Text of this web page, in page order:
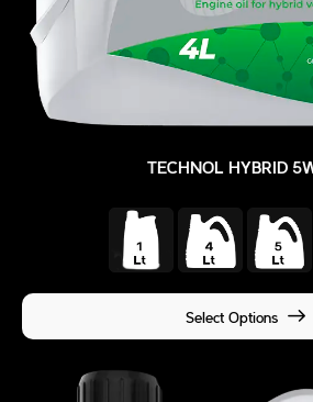
TECHNOL HYBRID
Select Options